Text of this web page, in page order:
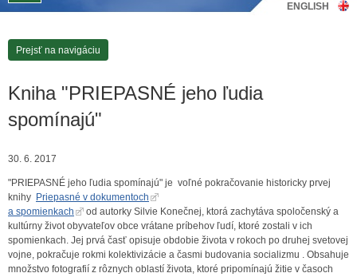
ENGLISH
Prejsť na navigáciu
Kniha "PRIEPASNÉ jeho ľudia
spomínajú"
30. 6. 2017
"PRIEPASNÉ jeho ľudia spomínajú" je voľné pokračovanie historicky prvej
knihy Priepasné v dokumentoch
a spomienkach
od autorky Silvie Konečnej, ktorá zachytáva spoločenský a
kultúrny život obyvateľov obce vrátane príbehov ľudí, ktoré zostali v ich
spomienkach. Jej prvá časť opisuje obdobie života v rokoch po druhej svetovej
vojne, pokračuje rokmi kolektivizácie a časmi budovania socializmu . Obsahuje
množstvo fotografií z rôznych oblastí života, ktoré pripomínajú žitie v časoch